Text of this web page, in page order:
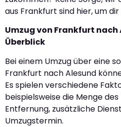
aus Frankfurt sind hier, um
Umzug von Frankfurt nach
Überblick
Bei einem Umzug über eine
Frankfurt nach Alesund
Es spielen verschiedene
beispielsweise die Menge
Entfernung, zusätzliche
Umzugstermin.